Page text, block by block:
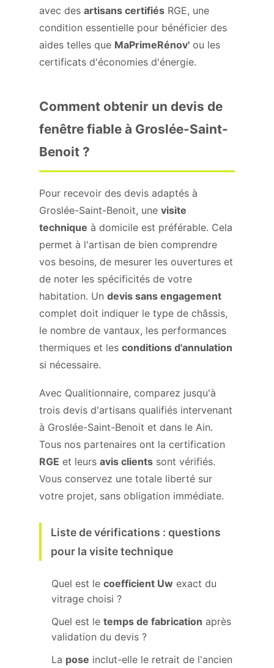
avec des artisans certifiés RGE, une
condition essentielle pour bénéficier des
aides telles que MaPrimeRénov' ou les
certificats d'économies d'énergie.
Comment obtenir un devis de
fenêtre fiable à Groslée-Saint-
Benoit ?
Pour recevoir des devis adaptés à
Groslée-Saint-Benoit, une visite
technique à domicile est préférable. Cela
permet à l'artisan de bien comprendre
vos besoins, de mesurer les ouvertures et
de noter les spécificités de votre
habitation. Un devis sans engagement
complet doit indiquer le type de châssis,
le nombre de vantaux, les performances
thermiques et les conditions d'annulation
si nécessaire.
Avec Qualitionnaire, comparez jusqu'à
trois devis d'artisans qualifiés intervenant
à Groslée-Saint-Benoit et dans le Ain.
Tous nos partenaires ont la certification
RGE et leurs avis clients sont vérifiés.
Vous conservez une totale liberté sur
votre projet, sans obligation immédiate.
Liste de vérifications : questions
pour la visite technique
Quel est le coefficient Uw exact du
vitrage choisi ?
Quel est le temps de fabrication après
validation du devis ?
La pose inclut-elle le retrait de l'ancien